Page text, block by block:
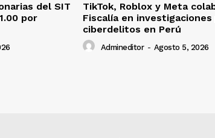
del SIT
por
TikTok, Roblox y Meta
Fiscalía en investigaciones
ciberdelitos en Perú
Admineditor - Agosto 5, 2026